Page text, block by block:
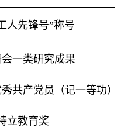
人先锋号”称号
一类研究成果
共产党员（记一等功）
立教育奖